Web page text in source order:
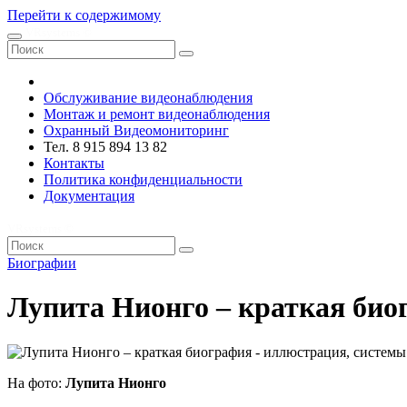
Перейти к содержимому
Обслуживание видеонаблюдения
Монтаж и ремонт видеонаблюдения
Охранный Видеомониторинг
Тел. 8 915 894 13 82
Контакты
Политика конфиденциальности
Документация
Биографии
Лупита Нионго – краткая
На фото: Лупита Нионго